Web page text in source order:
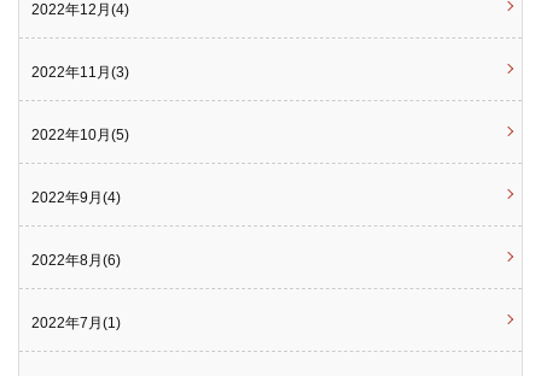
2022年12月(4)
2022年11月(3)
2022年10月(5)
2022年9月(4)
2022年8月(6)
2022年7月(1)